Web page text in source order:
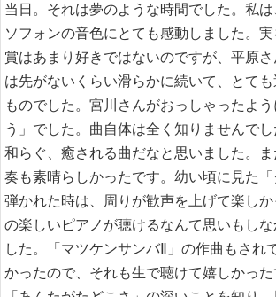
当日。それは夢のような時間でした。私
ソフォンの音色にとても感動しました。
賞はあまり好きではないのですが、平原
は先がないくらい滑らかに続いて、とて
ものでした。宮川さんがおっしゃったよ
う」でした。曲自体は全く知りませんで
和らぐ、癒される曲だなと思いました。
奏も素晴らしかったです。幼い頃に見た
弾かれた時は、周りが歓声を上げて楽し
の楽しいピアノが聴けるなんて思いもし
した。「マツケンサンバⅡ」の作曲もされ
かったので、それも生で聴けて嬉しかった